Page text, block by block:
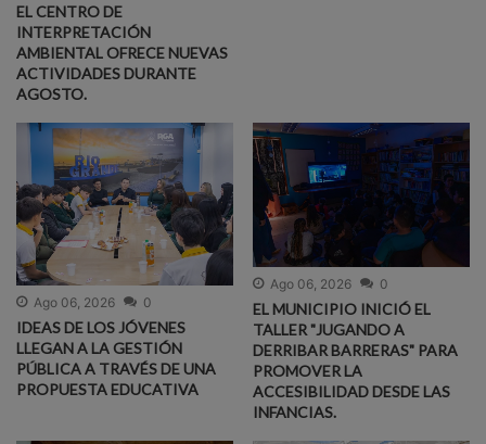
EL CENTRO DE
INTERPRETACIÓN
AMBIENTAL OFRECE NUEVAS
ACTIVIDADES DURANTE
AGOSTO.
Ago 06, 2026 0
IDEAS DE LOS JÓVENES
LLEGAN A LA GESTIÓN
PÚBLICA A TRAVÉS DE UNA
PROPUESTA EDUCATIVA
Ago 06, 2026 0
EL MUNICIPIO INICIÓ EL
TALLER "JUGANDO A
DERRIBAR BARRERAS" PARA
PROMOVER LA
ACCESIBILIDAD DESDE LAS
INFANCIAS.